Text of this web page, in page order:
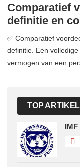
Comparatief
definitie en
✅ Comparatief
definitie. Een
vermogen van een
TOP